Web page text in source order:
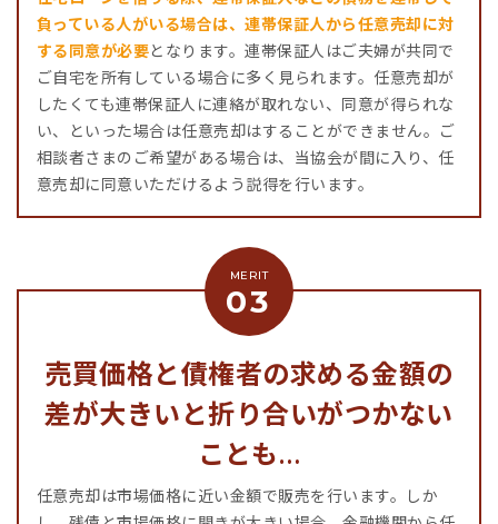
負っている人がいる場合は、連帯保証人から任意売却に対
する同意が必要となります。連帯保証人はご夫婦が共同で
ご自宅を所有している場合に多く見られます。任意売却が
したくても連帯保証人に連絡が取れない、同意が得られな
い、といった場合は任意売却はすることができません。ご
相談者さまのご希望がある場合は、当協会が間に入り、任
意売却に同意いただけるよう説得を行います。
売買価格と債権者の求める金額の
差が大きいと折り合いがつかない
ことも…
任意売却は市場価格に近い金額で販売を行います。しか